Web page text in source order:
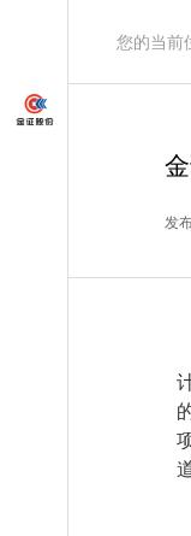
您的当前
发